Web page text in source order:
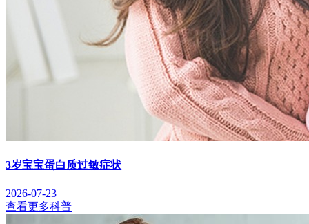
3岁宝宝蛋白质过敏症状
2026-07-23
查看更多科普